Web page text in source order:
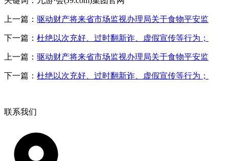
上一篇： 驱动财产将来省市场监视办理局关于食物平安监
下一篇： 杜绝以次充好、过时翻新诈、虚假宣传等行为；
上一篇： 驱动财产将来省市场监视办理局关于食物平安监
下一篇： 杜绝以次充好、过时翻新诈、虚假宣传等行为；
联系我们